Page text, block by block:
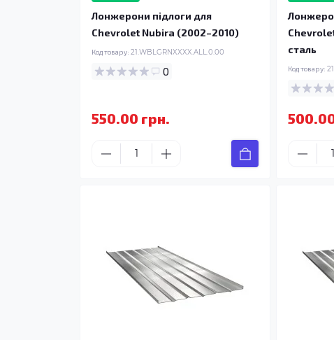
Лонжерони підлоги для
Chevrolet Nubira (2002–2010)
Код товару: 21.WBLGRNXXXX.ALL.0.00
0
550.00 грн.
сталь
Код товару: